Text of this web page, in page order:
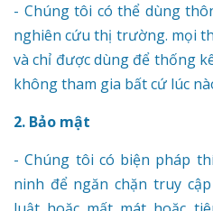
- Chúng tôi có thể dùng
nghiên cứu thị trường. mọi
và chỉ được dùng để thống
không tham gia bất cứ lúc
2. Bảo mật
- Chúng tôi có biện pháp
ninh để ngăn chặn truy